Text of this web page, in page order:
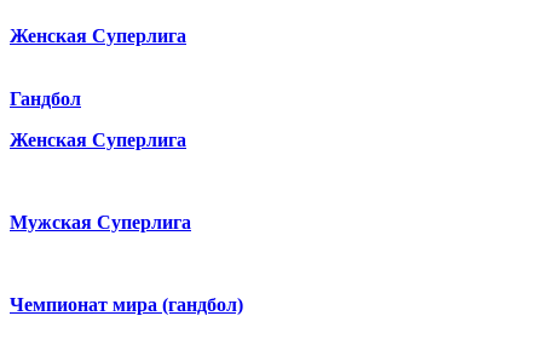
Женская Суперлига
Гандбол
Женская Суперлига
Мужская Суперлига
Чемпионат мира (гандбол)